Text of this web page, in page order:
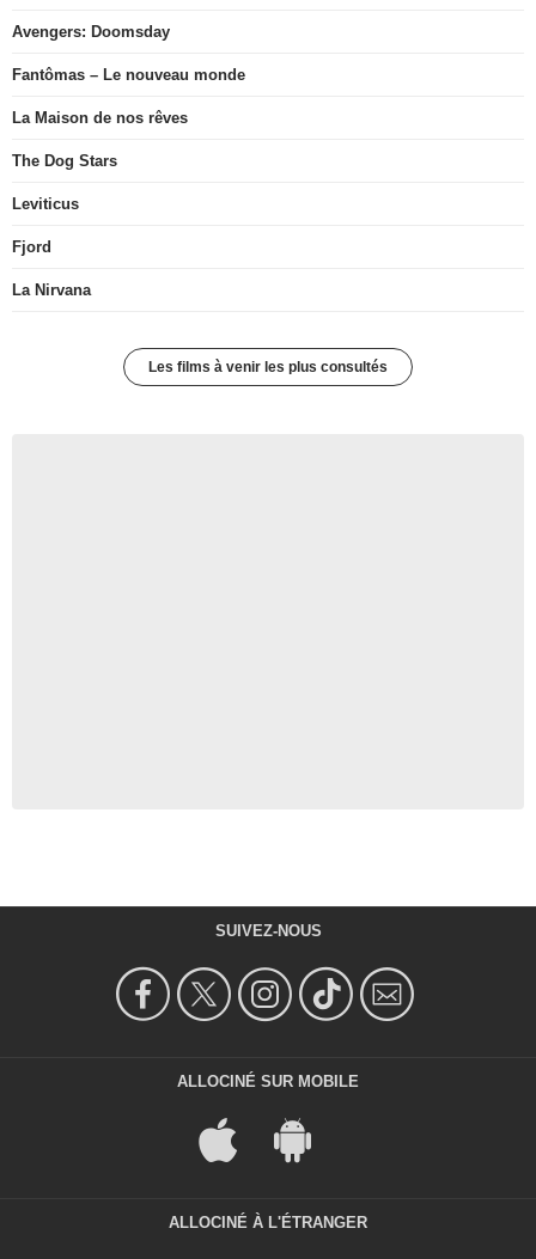
Avengers: Doomsday
Fantômas – Le nouveau monde
La Maison de nos rêves
The Dog Stars
Leviticus
Fjord
La Nirvana
Les films à venir les plus consultés
SUIVEZ-NOUS
ALLOCINÉ SUR MOBILE
ALLOCINÉ À L'ÉTRANGER